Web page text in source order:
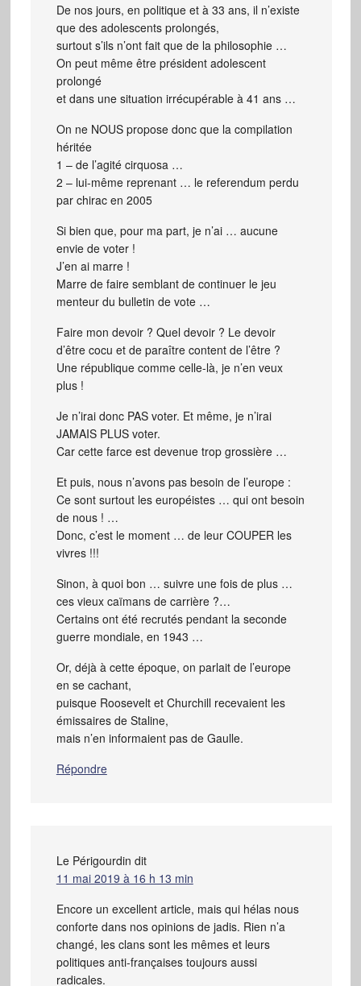
De nos jours, en politique et à 33 ans, il n’existe
que des adolescents prolongés,
surtout s’ils n’ont fait que de la philosophie …
On peut même être président adolescent
prolongé
et dans une situation irrécupérable à 41 ans …
On ne NOUS propose donc que la compilation
héritée
1 – de l’agité cirquosa …
2 – lui-même reprenant … le referendum perdu
par chirac en 2005
Si bien que, pour ma part, je n’ai … aucune
envie de voter !
J’en ai marre !
Marre de faire semblant de continuer le jeu
menteur du bulletin de vote …
Faire mon devoir ? Quel devoir ? Le devoir
d’être cocu et de paraître content de l’être ?
Une république comme celle-là, je n’en veux
plus !
Je n’irai donc PAS voter. Et même, je n’irai
JAMAIS PLUS voter.
Car cette farce est devenue trop grossière …
Et puis, nous n’avons pas besoin de l’europe :
Ce sont surtout les européistes … qui ont besoin
de nous ! …
Donc, c’est le moment … de leur COUPER les
vivres !!!
Sinon, à quoi bon … suivre une fois de plus …
ces vieux caïmans de carrière ?…
Certains ont été recrutés pendant la seconde
guerre mondiale, en 1943 …
Or, déjà à cette époque, on parlait de l’europe
en se cachant,
puisque Roosevelt et Churchill recevaient les
émissaires de Staline,
mais n’en informaient pas de Gaulle.
Répondre
Le Périgourdin dit
11 mai 2019 à 16 h 13 min
Encore un excellent article, mais qui hélas nous
conforte dans nos opinions de jadis. Rien n’a
changé, les clans sont les mêmes et leurs
politiques anti-françaises toujours aussi
radicales.